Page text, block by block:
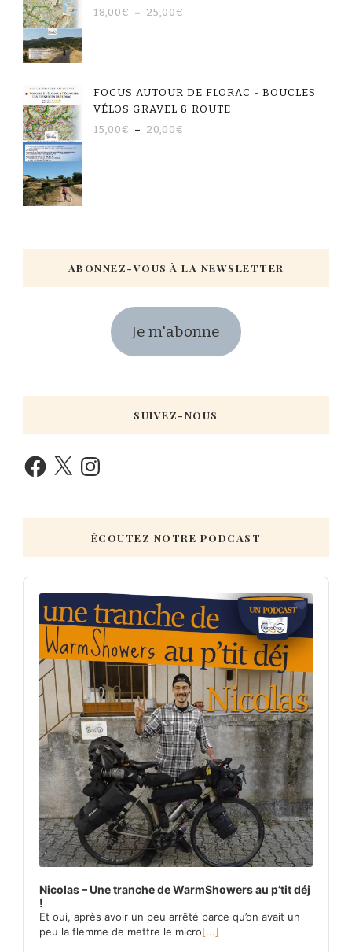
18,00€ – 25,00€
FOCUS AUTOUR DE FLORAC - BOUCLES
VÉLOS GRAVEL & ROUTE
15,00€ – 20,00€
ABONNEZ-VOUS À LA NEWSLETTER
Je m'abonne
SUIVEZ-NOUS
ÉCOUTEZ NOTRE PODCAST
Audio
Player
Nicolas – Une tranche de WarmShowers au p’tit déj
!
Et oui, après avoir un peu arrêté parce qu’on avait un
peu la flemme de mettre le micro[...]